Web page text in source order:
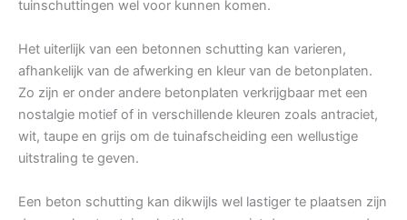
tuinschuttingen wel voor kunnen komen.
Het uiterlijk van een betonnen schutting kan varieren,
afhankelijk van de afwerking en kleur van de betonplaten.
Zo zijn er onder andere betonplaten verkrijgbaar met een
nostalgie motief of in verschillende kleuren zoals antraciet,
wit, taupe en grijs om de tuinafscheiding een wellustige
uitstraling te geven.
Een beton schutting kan dikwijls wel lastiger te plaatsen zijn